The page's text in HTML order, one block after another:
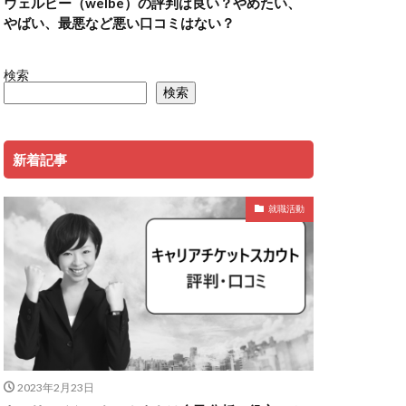
やばい、最悪など悪い口コミはない？
検索
検索
新着記事
就職活動
2023年2月23日